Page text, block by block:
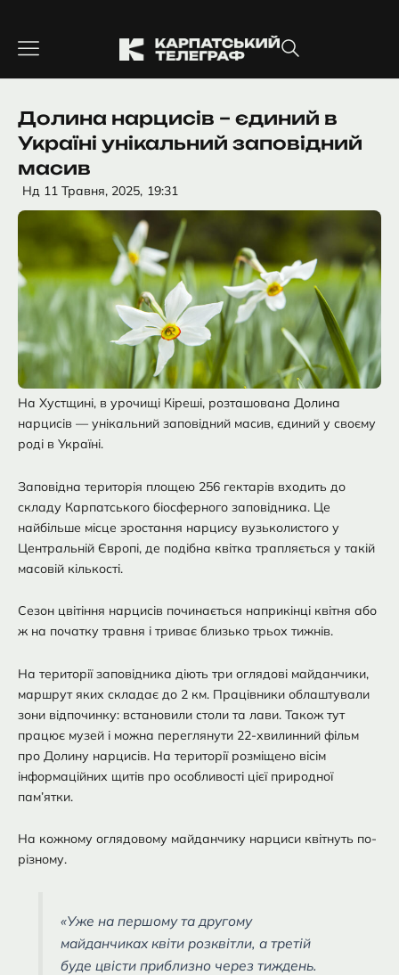
вмісту
Долина нарцисів – єдиний в
Україні унікальний заповідний
масив
Нд 11 Травня, 2025, 19:31
На Хустщині, в урочищі Кіреші, розташована Долина
нарцисів — унікальний заповідний масив, єдиний у своєму
роді в Україні.
Заповідна територія площею 256 гектарів входить до
складу Карпатського біосферного заповідника. Це
найбільше місце зростання нарцису вузьколистого у
Центральній Європі, де подібна квітка трапляється у такій
масовій кількості.
Сезон цвітіння нарцисів починається наприкінці квітня або
ж на початку травня і триває близько трьох тижнів.
На території заповідника діють три оглядові майданчики,
маршрут яких складає до 2 км. Працівники облаштували
зони відпочинку: встановили столи та лави. Також тут
працює музей і можна переглянути 22-хвилинний фільм
про Долину нарцисів. На території розміщено вісім
інформаційних щитів про особливості цієї природної
пам’ятки.
На кожному оглядовому майданчику нарциси квітнуть по-
різному.
«Уже на першому та другому
майданчиках квіти розквітли, а третій
буде цвісти приблизно через тиждень.